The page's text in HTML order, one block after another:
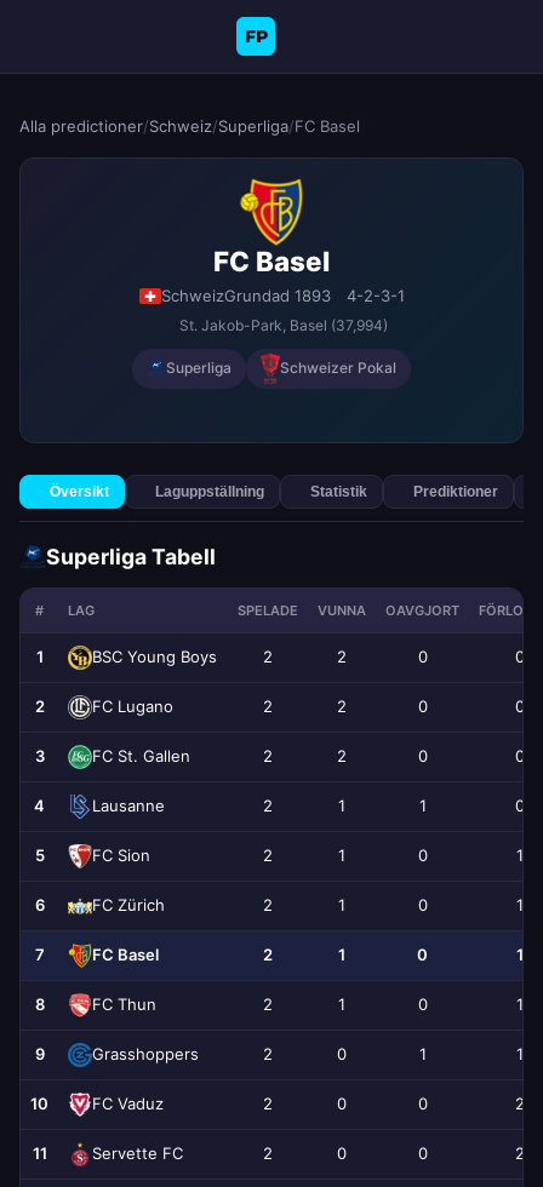
FP
Alla predictioner/Schweiz/Superliga/FC Basel
FC Basel
SchweizGrundad 1893 4-2-3-1
St. Jakob-Park, Basel (37,994)
Superliga Schweizer Pokal
Översikt Laguppställning Statistik Prediktioner
Superliga Tabell
# LAG SPELADE VUNNA OAVGJORT
1 BSC Young Boys 2 2 0 0
2 FC Lugano 2 2 0 0
3 FC St. Gallen 2 2 0 0
4 Lausanne 2 1 1 0
5 FC Sion 2 1 0 1
6 FC Zürich 2 1 0 1
7 FC Basel 2 1 0 1
8 FC Thun 2 1 0 1
9 Grasshoppers 2 0 1 1
10 FC Vaduz 2 0 0 2
11 Servette FC 2 0 0 2